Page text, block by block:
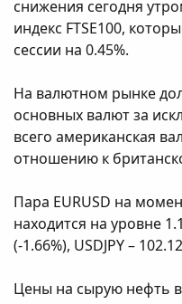
снижения сегодня
индекс FTSE100,
сессии на 0.45%.
На валютном рынке
основных валют за
всего американская
отношению к
Пара EURUSD на
находится на уровне
(-1.66%), USDJPY –
Цены на сырую нефть